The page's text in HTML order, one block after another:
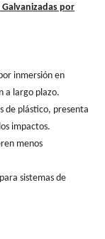
por
inmersión en
a largo plazo.
de plástico, presenta
impactos.
menos
sistemas de